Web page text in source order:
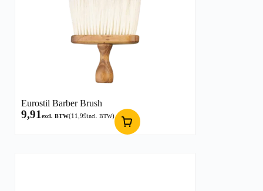
Eurostil Barber Brush
9,91 excl. BTW(11,99incl. BTW)